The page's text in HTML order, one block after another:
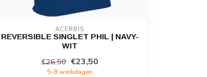
ACERBIS
REVERSIBLE SINGLET PHIL | NAVY-
WIT
€26,50 €23,50
5-8 werkdagen